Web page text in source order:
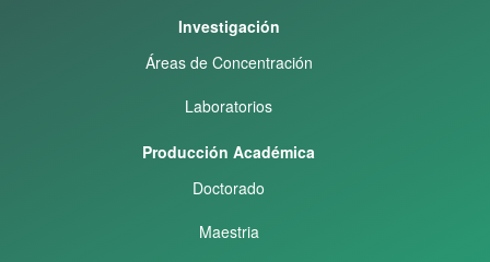
Investigación
Áreas de Concentración
Laboratorios
Producción Académica
Doctorado
Maestria